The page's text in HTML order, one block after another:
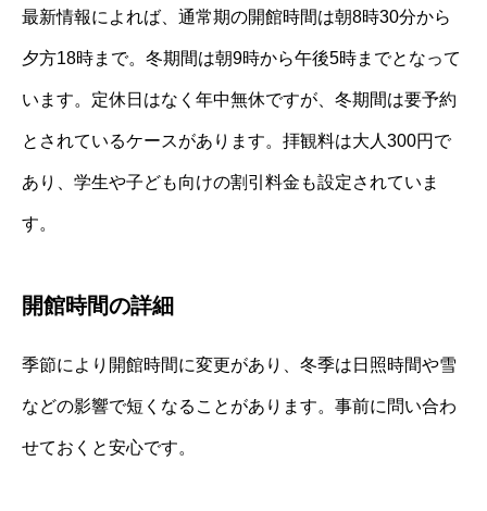
最新情報によれば、通常期の開館時間は朝8時30分から
夕方18時まで。冬期間は朝9時から午後5時までとなって
います。定休日はなく年中無休ですが、冬期間は要予約
とされているケースがあります。拝観料は大人300円で
あり、学生や子ども向けの割引料金も設定されていま
す。
開館時間の詳細
季節により開館時間に変更があり、冬季は日照時間や雪
などの影響で短くなることがあります。事前に問い合わ
せておくと安心です。